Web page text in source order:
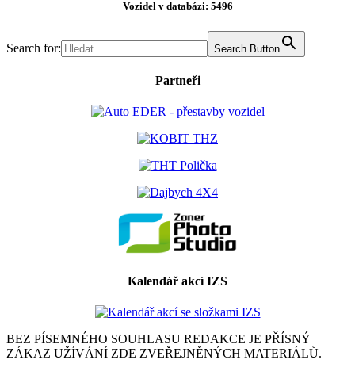
Vozidel v databázi: 5496
Search for: Search Button
Partneři
Kalendář akcí IZS
BEZ PÍSEMNÉHO SOUHLASU REDAKCE JE PŘÍSNÝ
ZÁKAZ UŽÍVÁNÍ ZDE ZVEŘEJNĚNÝCH MATERIÁLŮ.